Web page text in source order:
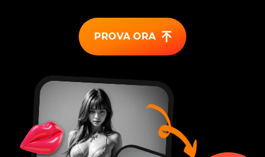
PROVA ORA